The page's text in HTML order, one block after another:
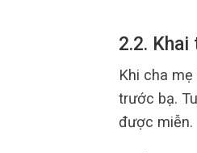
2.2.
Khi cha
trước bạ.
được miễn.